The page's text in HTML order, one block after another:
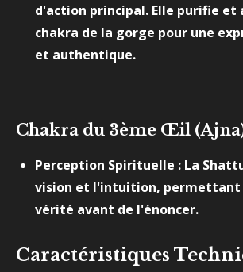
d'action principal. Elle purifie et
chakra de la gorge pour une
et authentique.
Chakra du 3ème Œil
Perception Spirituelle : La
vision et l'intuition, permettant
vérité avant de l'énoncer.
Caractéristiques